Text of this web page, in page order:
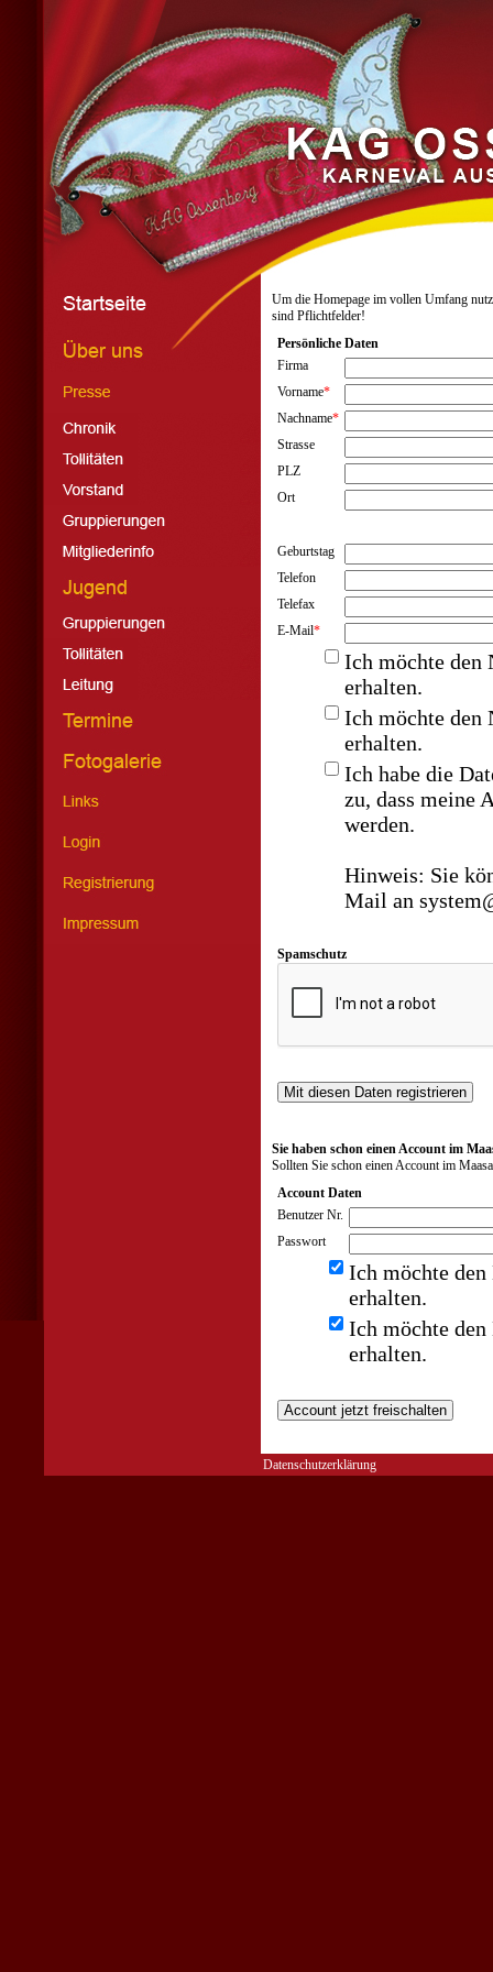
Um die Homepage im vollen Umfang
sind Pflichtfelder!
Persönliche Daten
Firma
Vorname*
Nachname*
Strasse
PLZ
Ort
Geburtstag
Telefon
Telefax
E-Mail*
Ich möchte den
erhalten.
Ich möchte den
erhalten.
Ich habe die
zu, dass meine
werden.
Hinweis: Sie
Mail an
Spamschutz
Sie haben schon einen Account im
Sollten Sie schon einen Account im
Account Daten
Benutzer Nr.
Passwort
Ich möchte
erhalten.
Ich möchte
erhalten.
Datenschutzerklärung